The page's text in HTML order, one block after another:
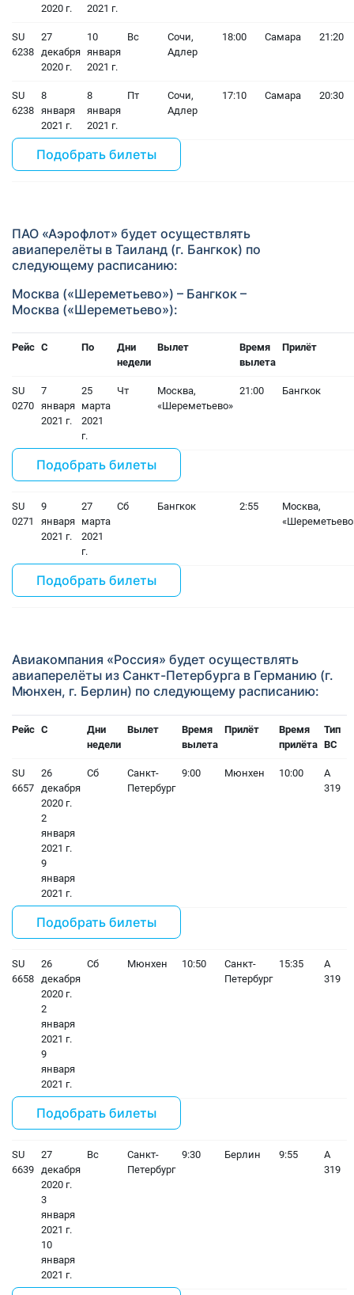
2020 г.
2021 г.
SU
6238
27
декабря
2020 г.
10
января
2021 г.
Вс
Сочи,
Адлер
18:00 Самара 21:20
SU
6238
8
января
2021 г.
8
января
2021 г.
Пт
Сочи,
Адлер
17:10 Самара 20:30
Подобрать билеты
ПАО «Аэрофлот» будет осуществлять
авиаперелёты в Таиланд (г. Бангкок) по
следующему расписанию:
Москва («Шереметьево») – Бангкок –
Москва («Шереметьево»):
Рейс С По
Дни
недели
Вылет
Время
вылета
Прилёт
SU
0270
7
января
2021 г.
25
марта
2021
г.
Чт
Москва,
«Шереметьево»
21:00 Бангкок
Подобрать билеты
SU
0271
9
января
2021 г.
27
марта
2021
г.
Сб Бангкок 2:55
Москва,
Подобрать билеты
Авиакомпания «Россия» будет осуществлять
авиаперелёты из Санкт-Петербурга в Германию (г.
Мюнхен, г. Берлин) по следующему расписанию:
Рейс С
Дни
недели
Вылет
Время
вылета
Прилёт
Время
прилёта
Тип
ВС
SU
6657
26
декабря
2020 г.
2
января
2021 г.
9
января
2021 г.
Сб
Санкт-
Петербург
9:00 Мюнхен 10:00
A
319
Подобрать билеты
SU
6658
26
декабря
2020 г.
2
января
2021 г.
9
января
2021 г.
Сб Мюнхен 10:50
Санкт-
Петербург
15:35
A
319
Подобрать билеты
SU
6639
27
декабря
2020 г.
3
января
2021 г.
10
января
2021 г.
Вс
Санкт-
Петербург
9:30 Берлин 9:55
A
319